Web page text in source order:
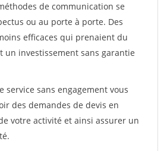
de communication se
ou au porte à porte. Des
efficaces qui prenaient du
un investissement sans garantie
service sans engagement vous
des demandes de devis en
votre activité et ainsi assurer un